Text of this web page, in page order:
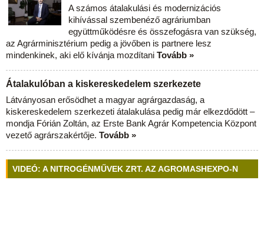
A számos átalakulási és modernizációs
kihívással szembenéző agráriumban
együttműködésre és összefogásra van szükség,
az Agrárminisztérium pedig a jövőben is partnere lesz
mindenkinek, aki elő kívánja mozdítani Tovább »
Átalakulóban a kiskereskedelem szerkezete
Látványosan erősödhet a magyar agrárgazdaság, a
kiskereskedelem szerkezeti átalakulása pedig már elkezdődött –
mondja Fórián Zoltán, az Erste Bank Agrár Kompetencia Központ
vezető agrárszakértője. Tovább »
VIDEÓ: A NITROGÉNMŰVEK ZRT. AZ AGROMASHEXPO-N